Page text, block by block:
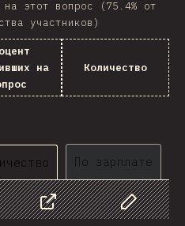
на этот вопрос (75.4% от
участников)
на
Количество
По зарплате
Поделиться Изменить